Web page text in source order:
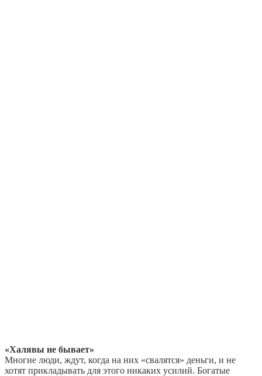
«Халявы не бывает»
Многие люди, ждут, когда на них «свалятся» деньги, и не
хотят прикладывать для этого никаких усилий. Богатые